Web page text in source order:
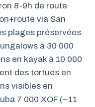
8-9h de route
via San
plages préservées.
à 30 000
en kayak à 10 000
des tortues en
visibles en
7 000 XOF (~11